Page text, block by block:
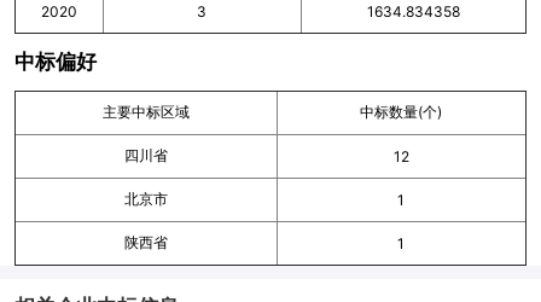
2020 3 1634.834358
中标偏好
主要中标区域 中标数量(个)
四川省 12
北京市 1
陕西省 1